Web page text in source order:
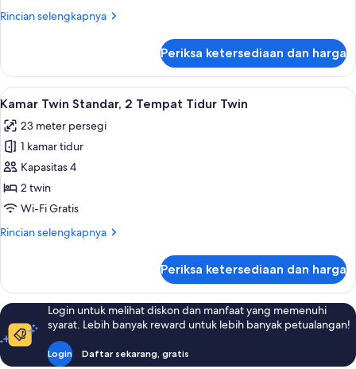
Rincian selengkapnya
Rincian
Kamar
Twin
Superior
Periksa ketersediaan dan harga
Lihat
semua
foto
untuk
Kamar
Twin
Standar,
Tempat
Minibar, meja kerja, ruang kerja
9
Kamar Twin Standar, 2 Tempat Tidur Twin
23 meter persegi
1 kamar tidur
Kapasitas 4
2 twin
Wi-Fi Gratis
Rincian selengkapnya
Rincian
Kamar
Twin
Standar,
Tempat
Tidur
Periksa ketersediaan dan harga
Login untuk melihat diskon dan manfaat yang memenuhi
syarat. Lebih banyak reward untuk lebih banyak petualangan!
Login Daftar sekarang, gratis